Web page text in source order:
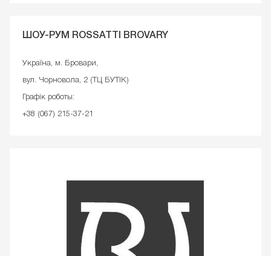
ШОУ-РУМ ROSSATTI BROVARY
Україна, м. Бровари,
вул. Чорновола, 2 (ТЦ БУТІК)
Графік роботы:
+38 (067) 215-37-21